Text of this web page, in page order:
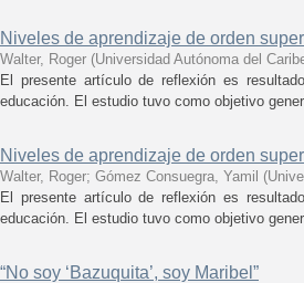
Niveles de aprendizaje de orden
Walter, Roger (Universidad Autónoma del
El presente artículo de reflexión es
educación. El estudio tuvo como objetivo
Niveles de aprendizaje de orden
Walter, Roger; Gómez Consuegra, Yamil (
El presente artículo de reflexión es
educación. El estudio tuvo como objetivo
“No soy ‘Bazuquita’, soy Maribel”